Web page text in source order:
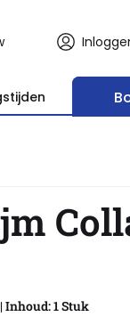
Inhoud: 1 Stuk